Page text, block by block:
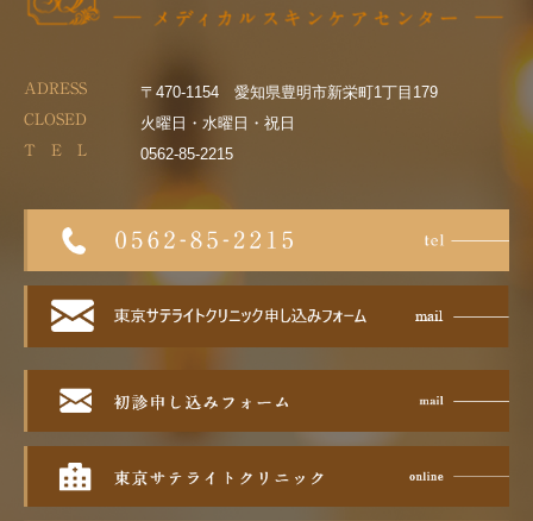
ADRESS 〒470-1154 愛知県豊明市新栄町1丁目179
CLOSED 火曜日・水曜日・祝日
T E L 0562-85-2215